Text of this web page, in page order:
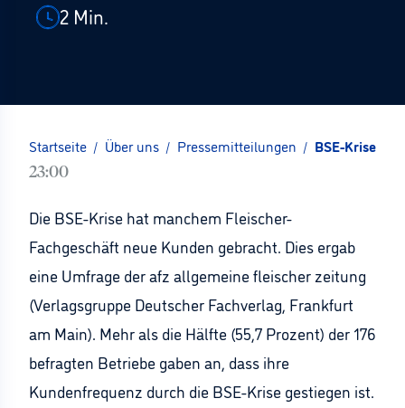
2 Min.
Startseite / Über uns / Pressemitteilungen / BSE-Krise
23:00
Die BSE-Krise hat manchem Fleischer-
Fachgeschäft neue Kunden gebracht. Dies ergab
eine Umfrage der afz allgemeine fleischer zeitung
(Verlagsgruppe Deutscher Fachverlag, Frankfurt
am Main). Mehr als die Hälfte (55,7 Prozent) der 176
befragten Betriebe gaben an, dass ihre
Kundenfrequenz durch die BSE-Krise gestiegen ist.